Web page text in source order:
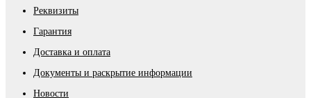
Реквизиты
Гарантия
Доставка и оплата
Документы и раскрытие информации
Новости